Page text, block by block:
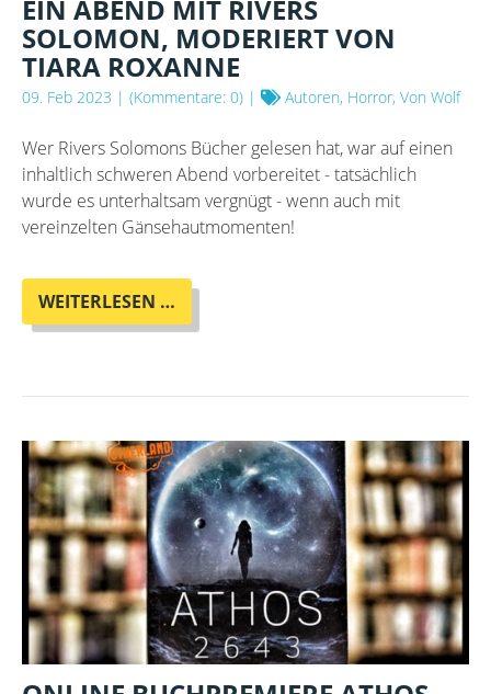
EIN ABEND MIT RIVERS
SOLOMON, MODERIERT VON
TIARA ROXANNE
09. Feb 2023 | (Kommentare: 0) | Autoren, Horror, Von Wolf
Wer Rivers Solomons Bücher gelesen hat, war auf einen
inhaltlich schweren Abend vorbereitet - tatsächlich
wurde es unterhaltsam vergnügt - wenn auch mit
vereinzelten Gänsehautmomenten!
WEITERLESEN …
ABEND
SOLOMON,
VON
TIARA
ROXANNE